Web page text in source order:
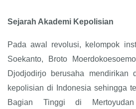
Sejarah Akademi Kepolisian
Pada awal revolusi, kelompok
Soekanto, Broto
Djodjodirjo berusaha mendirikan
kepolisian di Indonesia sehingga
Bagian Tinggi di